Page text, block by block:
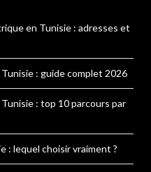
en Tunisie : adresses et
: guide complet 2026
: top 10 parcours par
: lequel choisir vraiment ?